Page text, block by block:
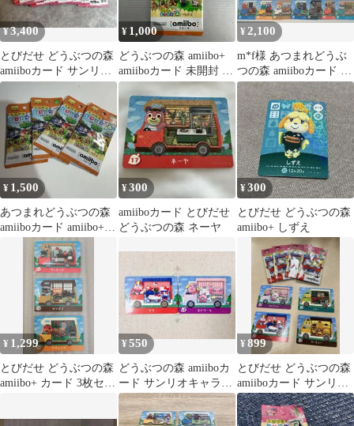
¥3,400
とびだせ どうぶつの森
amiiboカード サンリオ
10パック
¥ 1,000
どうぶつの森 amiibo+
amiiboカード 未開封 1
パック
¥2,100
m*f様 あつまれどうぶ
つの森 amiiboカード 65
枚セット オマケあり
¥ 1,500
あつまれどうぶつの森
amiiboカード amiibo+ 5
¥300
amiiboカード とびだせ
どうぶつの森 ネーヤ
¥300
とびだせ どうぶつの森
amiibo+ しずえ
¥ 1,299
とびだせ どうぶつの森
amiibo+ カード 3枚セッ
¥550
どうぶつの森 amiiboカ
ード サンリオキャラク
ターズコラボ 2枚セッ
ト
¥899
とびだせ どうぶつの森
amiiboカード サンリオ
キャラクターズコラボ